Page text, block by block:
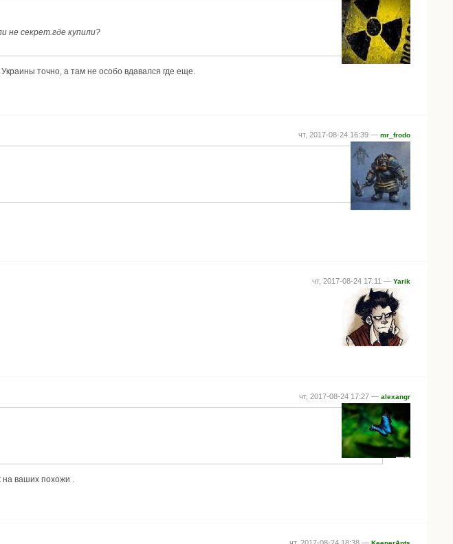
не секрет.где купили?
точно, а там не особо вдавался где еще.
чт, 2017-08-24 16:39 — mr_frodo
чт, 2017-08-24 17:11 — Yarik
чт, 2017-08-24 17:27 — alexangr
на ваших похожи .